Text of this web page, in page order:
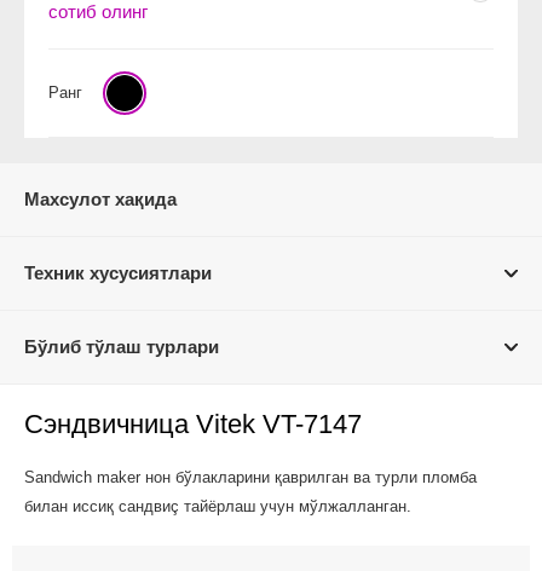
сотиб олинг
Ранг
Махсулот хақида
Техник хусусиятлари
Бўлиб тўлаш турлари
Сэндвичница Vitek VT-7147
Sandwich maker нон бўлакларини қаврилган ва турли пломба
билан иссиқ сандвиç тайёрлаш учун мўлжалланган.